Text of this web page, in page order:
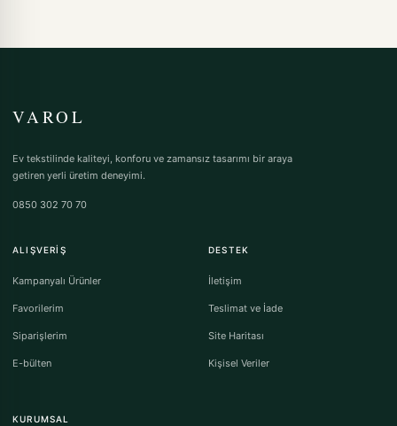
VAROL
Ev tekstilinde kaliteyi, konforu ve zamansız tasarımı bir araya
getiren yerli üretim deneyimi.
0850 302 70 70
ALIŞVERIŞ
Kampanyalı Ürünler
Favorilerim
Siparişlerim
E-bülten
DESTEK
İletişim
Teslimat ve İade
Site Haritası
Kişisel Veriler
KURUMSAL